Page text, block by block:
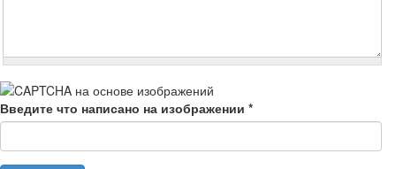
Введите что написано на изображении *